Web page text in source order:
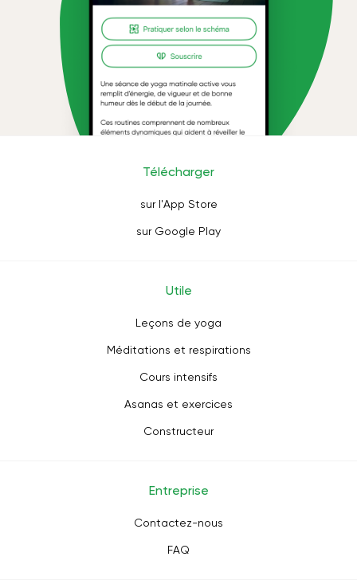
Télécharger
sur l'App Store
sur Google Play
Utile
Leçons de yoga
Méditations et respirations
Cours intensifs
Asanas et exercices
Constructeur
Entreprise
Contactez-nous
FAQ